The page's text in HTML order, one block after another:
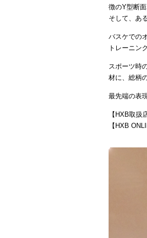
徴のY型断
そして、あ
バスケでの
トレーニン
スポーツ時
材に、総柄
最先端の表
【HXB取
【HXB